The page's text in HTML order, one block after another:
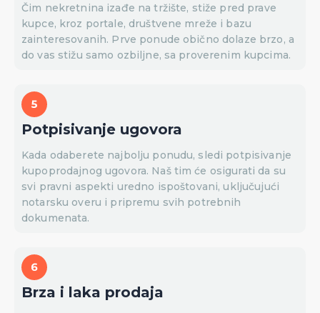
Čim nekretnina izađe na tržište, stiže pred prave
kupce, kroz portale, društvene mreže i bazu
zainteresovanih. Prve ponude obično dolaze brzo, a
do vas stižu samo ozbiljne, sa proverenim kupcima.
Potpisivanje ugovora
Kada odaberete najbolju ponudu, sledi potpisivanje
kupoprodajnog ugovora. Naš tim će osigurati da su
svi pravni aspekti uredno ispoštovani, uključujući
notarsku overu i pripremu svih potrebnih
dokumenata.
Brza i laka prodaja